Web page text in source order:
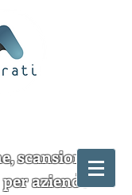
scansione e
aziende